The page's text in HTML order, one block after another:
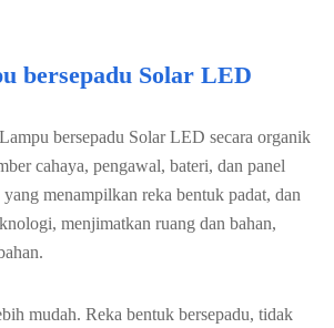
bersepadu Solar LED
bersepadu Solar LED secara organik
cahaya, pengawal, bateri, dan panel
yang menampilkan reka bentuk padat, dan
menjimatkan ruang dan bahan,
mudah. Reka bentuk bersepadu, tidak